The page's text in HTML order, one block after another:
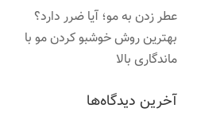
عطر زدن به مو؛ آیا ضرر دارد؟
بهترین روش خوشبو کردن مو با
ماندگاری بالا
آخرین دیدگاه‌ها